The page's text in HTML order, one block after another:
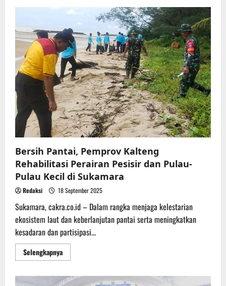
Kodim
Hadiri
Kegiatan
Ground
Breaking
Bersih Pantai, Pemprov Kalteng
Rehabilitasi Perairan Pesisir dan Pulau-
Pulau Kecil di Sukamara
Redaksi 18 September 2025
Sukamara, cakra.co.id – Dalam rangka menjaga kelestarian
ekosistem laut dan keberlanjutan pantai serta meningkatkan
kesadaran dan partisipasi...
SelengkapnyaRead
more
Pantai,